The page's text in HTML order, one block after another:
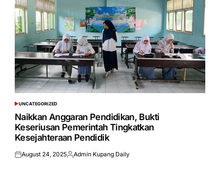
POSTED
IN
UNCATEGORIZED
Naikkan Anggaran Pendidikan, Bukti
Keseriusan Pemerintah Tingkatkan
Kesejahteraan Pendidik
Posted
August 24, 2025Posted
Admin Kupang Daily